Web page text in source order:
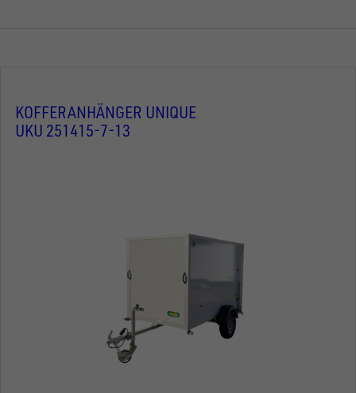
KOFFERANHÄNGER UNIQUE
UKU 251415-7-13